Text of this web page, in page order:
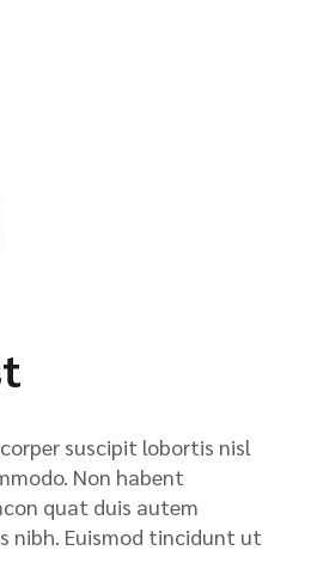
suscipit lobortis nisl
Non habent
quat duis autem
nibh. Euismod tincidunt ut